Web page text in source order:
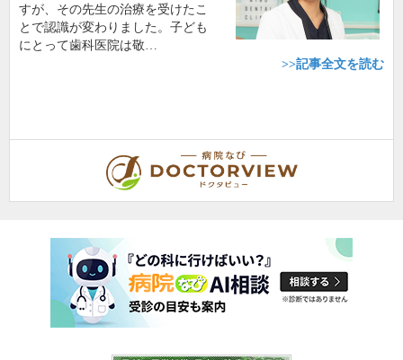
すが、その先生の治療を受けたこ
とで認識が変わりました。子ども
にとって歯科医院は敬…
>>記事全文を読む